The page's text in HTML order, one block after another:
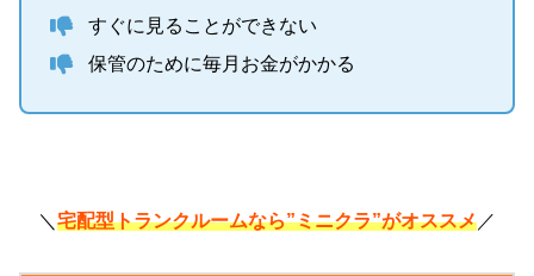
すぐに見ることができない
保管のために毎月お金がかかる
＼ 宅配型トランクルームなら”ミニクラ”がオススメ／